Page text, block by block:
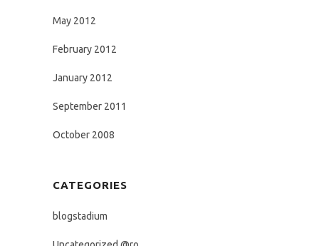
May 2012
February 2012
January 2012
September 2011
October 2008
CATEGORIES
blogstadium